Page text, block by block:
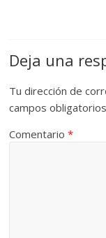
Deja una
Tu dirección de
campos
Comentario*